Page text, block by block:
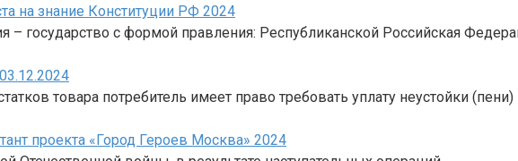
на знание Конституции РФ 2024
– государство с формой правления: Республиканской Российская
товара потребитель имеет право требовать уплату неустойки (пени)
проекта «Город Героев Москва» 2024